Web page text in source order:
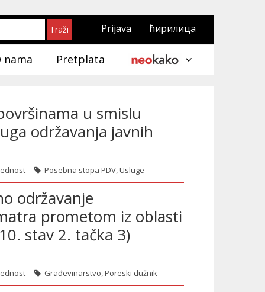
Prijava ћирилица
nama Pretplata
u smislu
održavanja javnih
Posebna stopa PDV,Usluge
održavanje
prometom iz oblasti
stav 2. tačka 3)
Građevinarstvo,Poreski dužnik